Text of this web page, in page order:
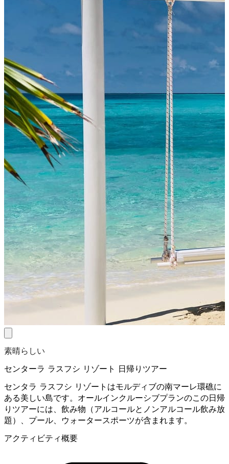
素晴らしい
センターラ ラスフシ リゾート 日帰りツアー
センタラ ラスフシ リゾートはモルディブの南マーレ環礁に
ある美しい島です。オールインクルーシブプランのこの日帰
りツアーには、飲み物（アルコールとノンアルコール飲み放
題）、プール、ウォータースポーツが含まれます。
アクティビティ概要